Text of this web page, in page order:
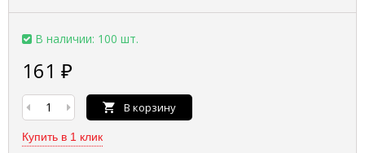
В наличии: 100 шт.
161 ₽
В корзину
Купить в 1 клик